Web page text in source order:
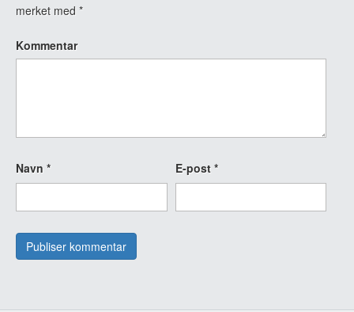
merket med *
Kommentar
Navn * E-post *